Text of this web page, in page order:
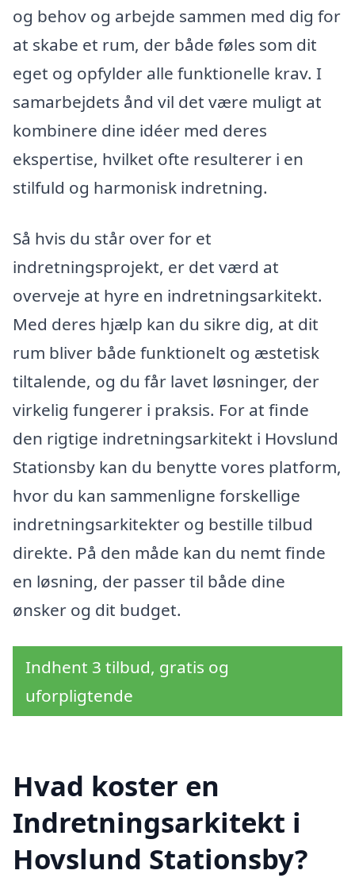
og behov og arbejde sammen med dig for
at skabe et rum, der både føles som dit
eget og opfylder alle funktionelle krav. I
samarbejdets ånd vil det være muligt at
kombinere dine idéer med deres
ekspertise, hvilket ofte resulterer i en
stilfuld og harmonisk indretning.
Så hvis du står over for et
indretningsprojekt, er det værd at
overveje at hyre en indretningsarkitekt.
Med deres hjælp kan du sikre dig, at dit
rum bliver både funktionelt og æstetisk
tiltalende, og du får lavet løsninger, der
virkelig fungerer i praksis. For at finde
den rigtige indretningsarkitekt i Hovslund
Stationsby kan du benytte vores platform,
hvor du kan sammenligne forskellige
indretningsarkitekter og bestille tilbud
direkte. På den måde kan du nemt finde
en løsning, der passer til både dine
ønsker og dit budget.
Indhent 3 tilbud, gratis og
uforpligtende
Hvad koster en
Indretningsarkitekt i
Hovslund Stationsby?